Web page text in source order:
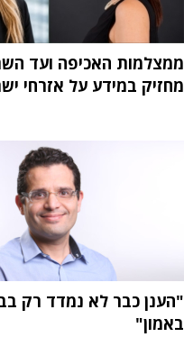
ממצלמות האכיפה ועד
מחזיק במידע על אזרחי
"הענן כבר לא נמדד רק
באמון"